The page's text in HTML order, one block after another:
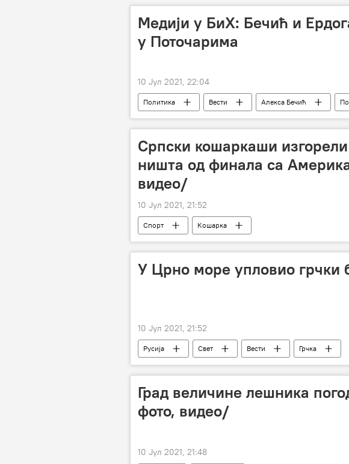
Медији у БиХ: Бечић и
у Поточарима
10 Јул 2021, 22:04
Политика Вести Алекса Бечић
Комеморација
Сребреница
Српски кошаркаши
ништа од финала са
видео/
10 Јул 2021, 21:52
Спорт Кошарка
У Црно море упловио грчки
10 Јул 2021, 21:52
Русија Свет Вести Грчка
Град величине лешника
фото, видео/
10 Јул 2021, 21:48